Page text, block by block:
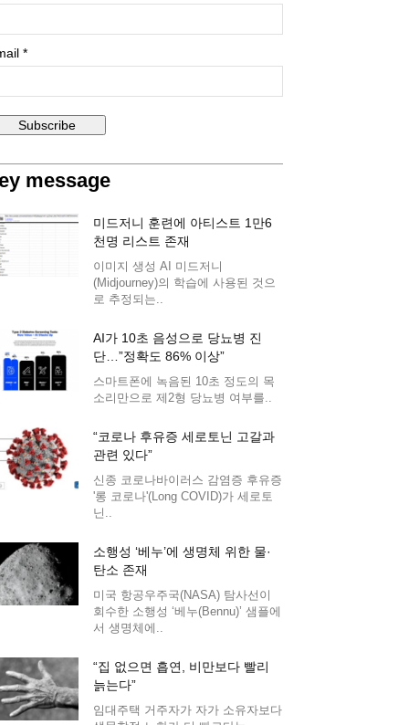
*
message
미드저니 훈련에 아티스트 1만6
천명 리스트 존재
이미지 생성 AI 미드저니
(Midjourney)의 학습에 사용된 것으
로 추정되는..
AI가 10초 음성으로 당뇨병 진
단…”정확도 86% 이상”
스마트폰에 녹음된 10초 정도의 목
소리만으로 제2형 당뇨병 여부를..
“코로나 후유증 세로토닌 고갈과
관련 있다”
신종 코로나바이러스 감염증 후유증
'롱 코로나'(Long COVID)가 세로토
닌..
소행성 ‘베누’에 생명체 위한 물·
탄소 존재
미국 항공우주국(NASA) 탐사선이
회수한 소행성 ‘베누(Bennu)’ 샘플에
서 생명체에..
“집 없으면 흡연, 비만보다 빨리
늙는다”
임대주택 거주자가 자가 소유자보다